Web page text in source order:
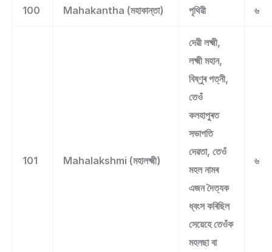
100 Mahakantha (মহাকান্তা) পৃথিৱী ৬
101 Mahalakshmi (মহালক্ষ্মী)
দেৱী লক্ষ্মী,
লক্ষ্মী মহান,
বিষ্ণুৰ পত্নী,
তেওঁ
কলহাপুৰত
সভাপতি
দেৱতা, তেওঁ
মহল নামৰ
এজন দৈত্যক
ধ্বংস কৰিছিল
সেয়েহে তেওঁক
মহলছা বা
৬